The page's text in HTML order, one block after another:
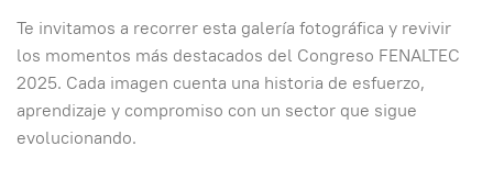
Te invitamos a recorrer esta galería fotográfica y revivir
los momentos más destacados del Congreso FENALTEC
2025. Cada imagen cuenta una historia de esfuerzo,
aprendizaje y compromiso con un sector que sigue
evolucionando.